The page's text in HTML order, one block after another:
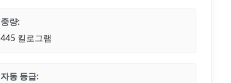
중량:
445 킬로그램
자동 등급: